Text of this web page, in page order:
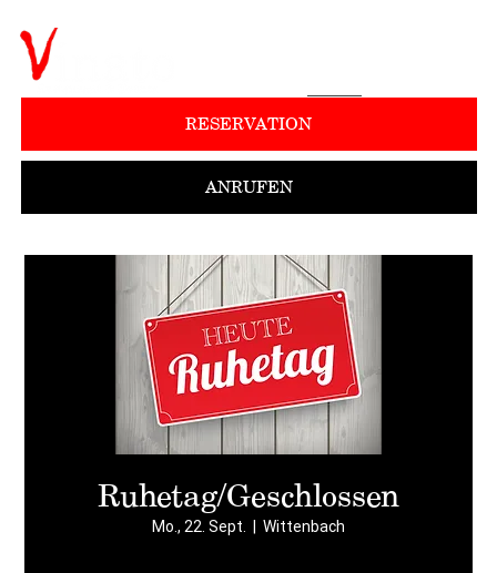
ANRUFEN
RESERVATION
Ruhetag/Geschlossen
Mo., 22. Sept. Wittenbach